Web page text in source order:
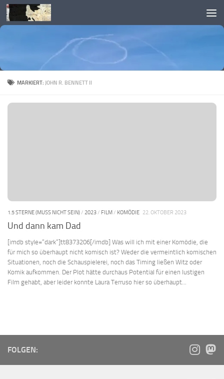
Skip to content
MARKIERT: JOHN R. BENNETT II
1.5 STERNE (MUSS NICHT SEIN)/ 2023/ FILM/ KOMÖDIE 22. OKTOBER 2023
Und dann kam Dad
[imdb style=“dark“]tt8373206[/imdb] Was will ich mit einer Komödie, die
für mich so überhaupt nicht komisch ist? Weder die vermeintlich komischen
Situationen, noch die Schauspielerei, noch das Timing ließen Witz oder
Komik aufkommen. Der Plot hätte durchaus Potential für einen lustigen
Film gehabt, aber leider konnte Laura Terruso hier so überhaupt...
FOLGEN: